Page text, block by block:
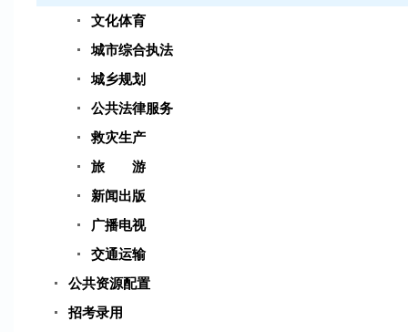
文化体育
城市综合执法
城乡规划
公共法律服务
救灾生产
旅 游
新闻出版
广播电视
交通运输
公共资源配置
招考录用